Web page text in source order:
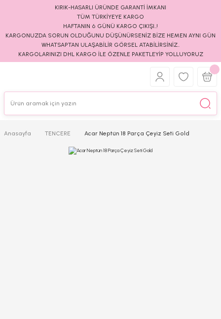
KIRIK-HASARLI ÜRÜNDE GARANTİ İMKANI
TÜM TÜRKİYEYE KARGO
HAFTANIN 6 GÜNÜ KARGO ÇIKIŞI..!
KARGONUZDA SORUN OLDUĞUNU DÜŞÜNÜRSENİZ BİZE HEMEN AYNI GÜN
WHATSAPTAN ULAŞABİLİR GÖRSEL ATABİLİRSİNİZ..
KARGOLARINIZI DHL KARGO İLE ÖZENLE PAKETLEYİP YOLLUYORUZ
Anasayfa TENCERE Acar Neptün 18 Parça Çeyiz Seti Gold